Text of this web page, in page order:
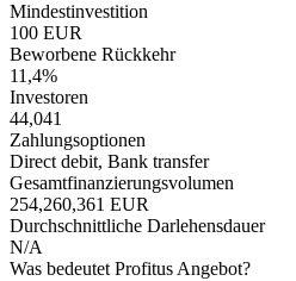
Mindestinvestition
100 EUR
Beworbene Rückkehr
11,4%
Investoren
44,041
Zahlungsoptionen
Direct debit, Bank transfer
Gesamtfinanzierungsvolumen
254,260,361 EUR
Durchschnittliche Darlehensdauer
N/A
Was bedeutet Profitus Angebot?